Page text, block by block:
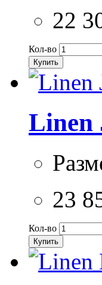
22
Кол-во
Купить
Linen
23
Кол-во
Купить